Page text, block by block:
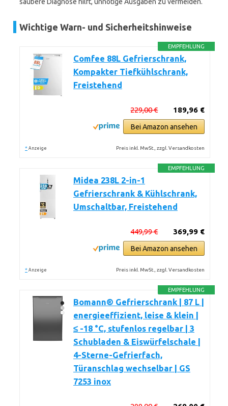
Wichtige Warn- und Sicherheitshinweise
EMPFEHLUNG
Comfee 88L Gefrierschrank,
Kompakter Tiefkühlschrank,
Freistehend
189,96 €
229,00 €
Bei Amazon ansehen
* Anzeige Preis inkl. MwSt., zzgl. Versandkosten
EMPFEHLUNG
Midea 238L 2-in-1
Gefrierschrank & Kühlschrank,
Umschaltbar, Freistehend
369,99 €
449,99 €
Bei Amazon ansehen
* Anzeige Preis inkl. MwSt., zzgl. Versandkosten
EMPFEHLUNG
Bomann® Gefrierschrank | 87 L |
energieeffizient, leise & klein |
≤ -18 °C, stufenlos regelbar | 3
Schubladen & Eiswürfelschale |
4-Sterne-Gefrierfach,
Türanschlag wechselbar | GS
7253 inox